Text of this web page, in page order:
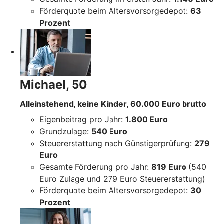
Förderquote beim Altersvorsorgedepot: 63
Prozent
Michael, 50
Alleinstehend, keine Kinder, 60.000 Euro brutto
Eigenbeitrag pro Jahr: 1.800 Euro
Grundzulage: 540 Euro
Steuererstattung nach Günstigerprüfung: 279
Euro
Gesamte Förderung pro Jahr: 819 Euro (540
Euro Zulage und 279 Euro Steuererstattung)
Förderquote beim Altersvorsorgedepot: 30
Prozent